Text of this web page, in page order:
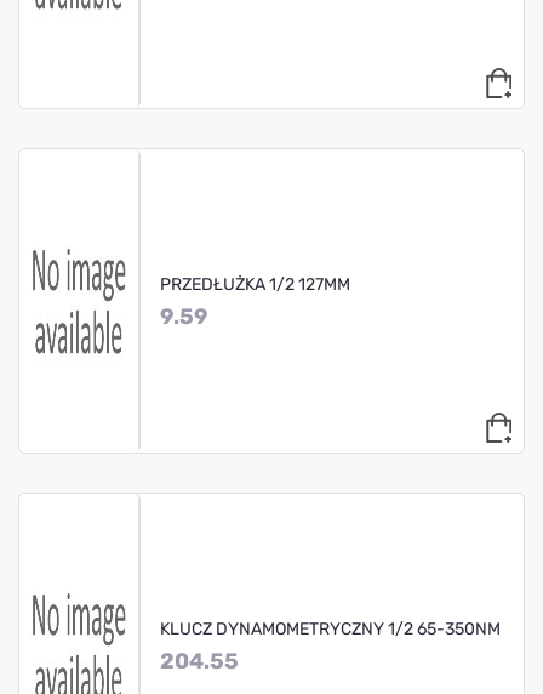
PRZEDŁUŻKA 1/2 127MM
9.59
KLUCZ DYNAMOMETRYCZNY 1/2 65-350NM
204.55